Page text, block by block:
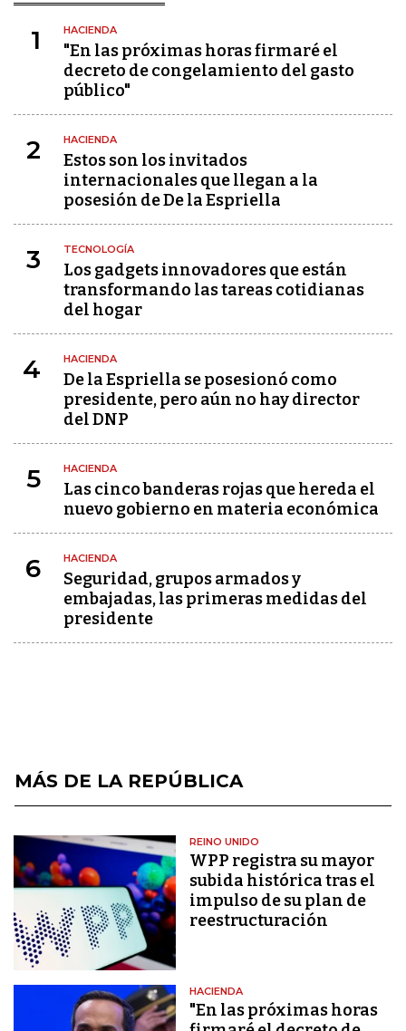
1 HACIENDA
"En las próximas horas firmaré el
decreto de congelamiento del gasto
público"
2 HACIENDA
Estos son los invitados
internacionales que llegan a la
posesión de De la Espriella
3 TECNOLOGÍA
Los gadgets innovadores que están
transformando las tareas cotidianas
del hogar
4 HACIENDA
De la Espriella se posesionó como
presidente, pero aún no hay director
del DNP
5 HACIENDA
Las cinco banderas rojas que hereda el
nuevo gobierno en materia económica
6 HACIENDA
Seguridad, grupos armados y
embajadas, las primeras medidas del
presidente
MÁS DE LA REPÚBLICA
REINO UNIDO
WPP registra su mayor
subida histórica tras el
impulso de su plan de
reestructuración
HACIENDA
"En las próximas horas